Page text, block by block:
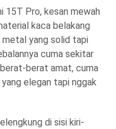
15T Pro, kesan mewah
kaca belakang
metal yang solid tapi
cuma sekitar
berat amat, cuma
elegan tapi nggak
di sisi kiri-